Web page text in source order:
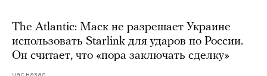
The Atlantic: Маск не разрешает Украине
использовать Starlink для ударов по России.
Он считает, что «пора заключать сделку»
час назад